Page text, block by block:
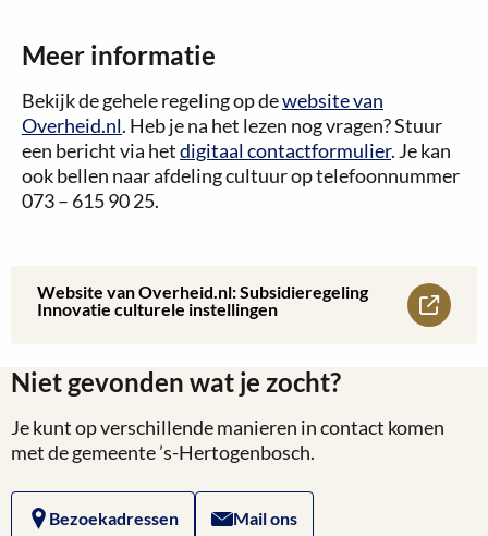
Meer informatie
Bekijk de gehele regeling op dewebsite van
Overheid.nl. Heb je na het lezen nog vragen? Stuur
een bericht via hetdigitaal contactformulier. Je kan
ook bellen naar afdeling cultuur op telefoonnummer
073 – 615 90 25.
Website van Overheid.nl: Subsidieregeling
Innovatie culturele instellingen
Lees
over
Website
Overheid.nl:
Niet gevonden wat je zocht?
Je kunt op verschillende manieren in contact komen
met de gemeente ’s-Hertogenbosch.
Bezoekadressen Mail ons